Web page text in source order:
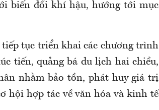
biến đổi khí hậu, hướng tới mục
tục triển khai các chương trình
tiến, quảng bá du lịch hai chiều,
nhằm bảo tồn, phát huy giá trị
hội hợp tác về văn hóa và kinh tế